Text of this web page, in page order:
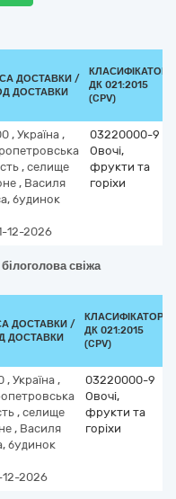
ДОСТАВКИ /
ДОСТАВКИ
КЛАСИФІКАТОР
ДК 021:2015
(CPV)
, Україна ,
, селище
, Василя
будинок
12-2026
03220000-9
Овочі,
фрукти та
горіхи
свіжа
ДОСТАВКИ /
ДОСТАВКИ
КЛАСИФІКАТОР
ДК 021:2015
(CPV)
, Україна ,
, селище
, Василя
будинок
12-2026
03220000-9
Овочі,
фрукти та
горіхи